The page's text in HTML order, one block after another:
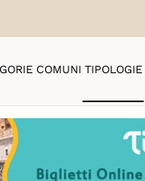
COMUNI TIPOLOGIE